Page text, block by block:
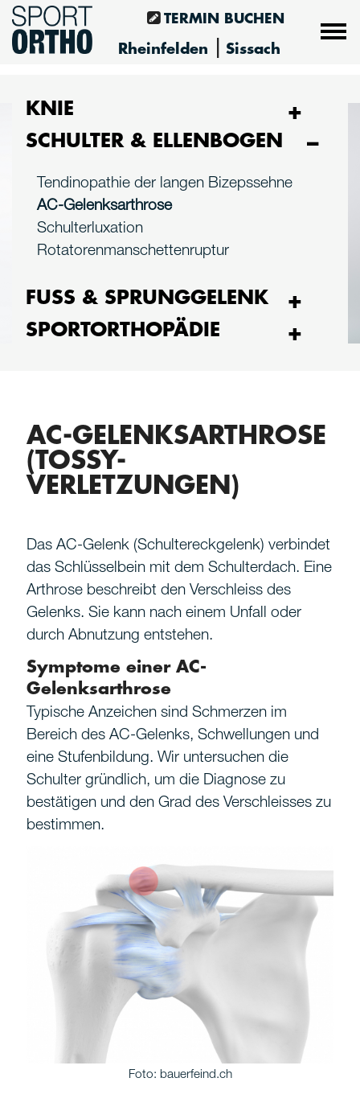
TERMIN BUCHEN
Rheinfelden Sissach
KNIE
Knorpelschaden im Knie
Kreuzbandriss (VKB & HKB)
Kniearthrose (Gonarthrose)
SCHULTER & ELLENBOGEN
Tendinopathie der langen Bizepssehne
AC-Gelenksarthrose
Schulterluxation
Rotatorenmanschettenruptur
FUSS & SPRUNGGELENK
Knorpelschaden im oberen
Achillessehnentendinose und
Haglundexostose
SPORTORTHOPÄDIE
AC-GELENKSARTHROSE
(TOSSY-
VERLETZUNGEN)
Das AC-Gelenk (Schultereckgelenk) verbindet
das Schlüsselbein mit dem Schulterdach. Eine
Arthrose beschreibt den Verschleiss des
Gelenks. Sie kann nach einem Unfall oder
durch Abnutzung entstehen.
Symptome einer AC-
Gelenksarthrose
Typische Anzeichen sind Schmerzen im
Bereich des AC-Gelenks, Schwellungen und
eine Stufenbildung. Wir untersuchen die
Schulter gründlich, um die Diagnose zu
bestätigen und den Grad des Verschleisses zu
bestimmen.
Foto: bauerfeind.ch